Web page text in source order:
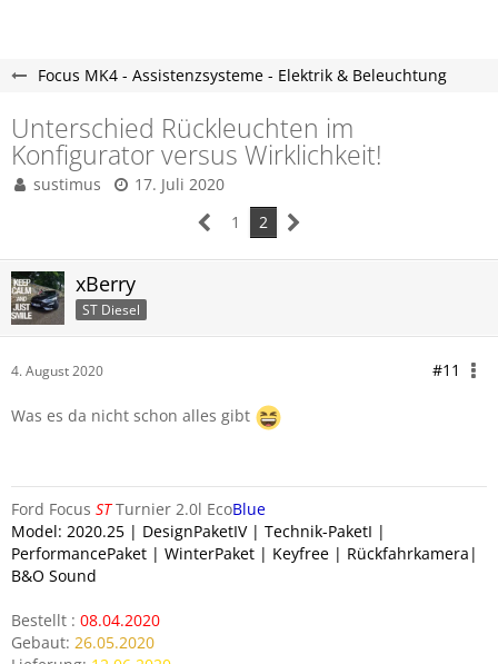
Focus MK4 - Assistenzsysteme - Elektrik & Beleuchtung
Unterschied Rückleuchten im
Konfigurator versus Wirklichkeit!
sustimus
17. Juli 2020
1
2
xBerry
ST Diesel
4. August 2020 #11
Was es da nicht schon alles gibt
Ford Focus STTurnier 2.0l EcoBlue
Model: 2020.25 | DesignPaketIV | Technik-PaketI |
PerformancePaket | WinterPaket | Keyfree | Rückfahrkamera|
B&O Sound
Bestellt : 08.04.2020
Gebaut: 26.05.2020